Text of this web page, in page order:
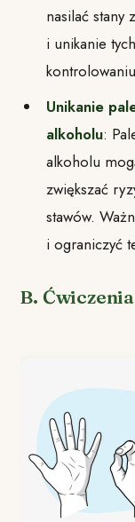
nasilać stany
i unikanie
Unikanie
alkoholu:
alkoholu
zwiększać
stawów.
i ograniczyć
B.